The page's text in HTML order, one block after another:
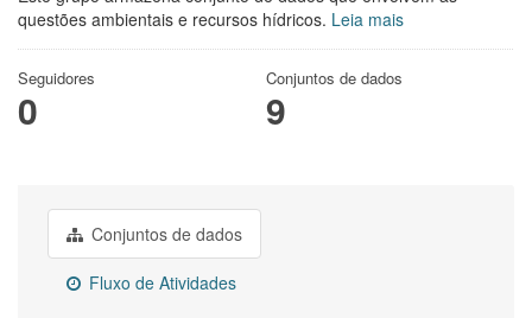
questões ambientais e recursos hídricos. Leia mais
Seguidores
0
Conjuntos de dados
9
Conjuntos de dados
Fluxo de Atividades